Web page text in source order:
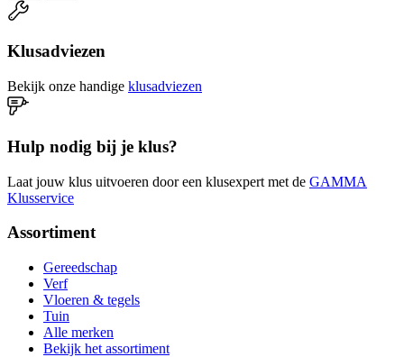
Klusadviezen
Bekijk onze handige klusadviezen
Hulp nodig bij je klus?
Laat jouw klus uitvoeren door een klusexpert met de GAMMA
Klusservice
Assortiment
Gereedschap
Verf
Vloeren & tegels
Tuin
Alle merken
Bekijk het assortiment